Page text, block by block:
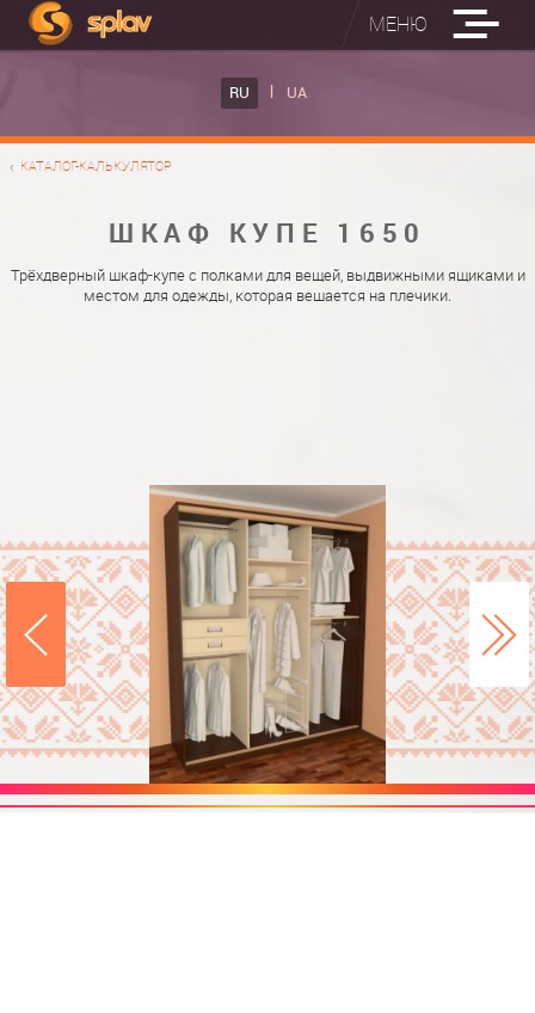
МЕНЮ
RU UA
КАТАЛОГ-КАЛЬКУЛЯТОР
ШКАФ КУПЕ 1650
Трёхдверный шкаф-купе с полками для вещей, выдвижными ящиками и
местом для одежды, которая вешается на плечики.
ВСТРОЕННЫЕ ГЛАДИЛЬНЫЕ ДОСКИ
НАСТЕННАЯ ГЛАДИЛЬНАЯ ДОСКА "РУСАЛКА"
ФОТО ШКАФОВ КУПЕ
МАТЕРИАЛЫ
ФУРНИТУРА
О НАС